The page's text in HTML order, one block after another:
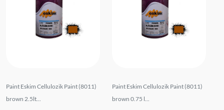
Paint Eskim Cellulozik Paint (8011)
brown 2.5lt...
Paint Eskim Cellulozik Paint (8011)
brown 0.75 l...